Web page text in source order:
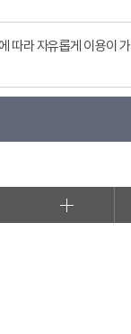
따라 자유롭게 이용이